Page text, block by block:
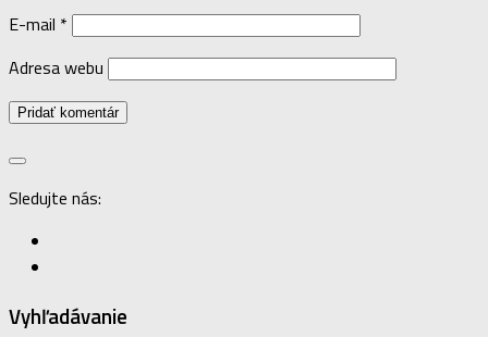
E-mail *
Adresa webu
Sledujte nás:
Vyhľadávanie